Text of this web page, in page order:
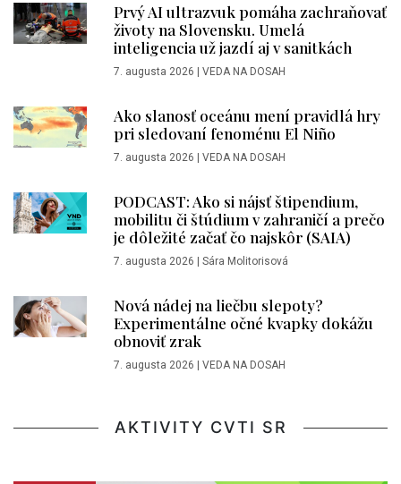
Prvý AI ultrazvuk pomáha zachraňovať
životy na Slovensku. Umelá
inteligencia už jazdí aj v sanitkách
7. augusta 2026 | VEDA NA DOSAH
Ako slanosť oceánu mení pravidlá hry
pri sledovaní fenoménu El Niño
7. augusta 2026 | VEDA NA DOSAH
PODCAST: Ako si nájsť štipendium,
mobilitu či štúdium v zahraničí a prečo
je dôležité začať čo najskôr (SAIA)
7. augusta 2026 | Sára Molitorisová
Nová nádej na liečbu slepoty?
Experimentálne očné kvapky dokážu
obnoviť zrak
7. augusta 2026 | VEDA NA DOSAH
AKTIVITY CVTI SR